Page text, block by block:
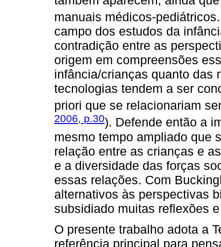
manuais médicos-
campo dos estudos da
contradição entre as
origem em compreensões
infância/crianças quanto das
tecnologias tendem a ser
priori que se relacionariam
2006, p.30). Defende então a
mesmo tempo ampliado que
relação entre as crianças e
e a diversidade das forças
essas relações. Com
alternativos às perspectivas
subsidiado muitas reflexões
O presente trabalho adota a
referência principal para